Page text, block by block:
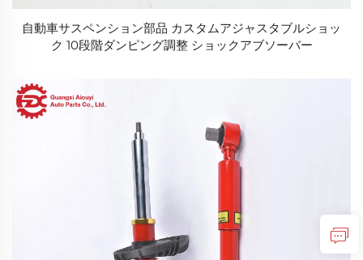
自動車サスペンション部品 カスタムアジャスタブルショッ
ク 10段階ダンピング調整 ショックアブソーバー